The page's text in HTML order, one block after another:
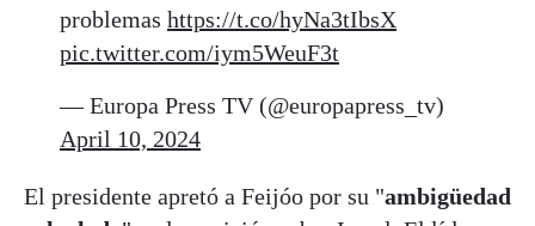
problemas https://t.co/hyNa3tIbsX
pic.twitter.com/iym5WeuF3t
— Europa Press TV (@europapress_tv)
April 10, 2024
El presidente apretó a Feijóo por su "ambigüedad